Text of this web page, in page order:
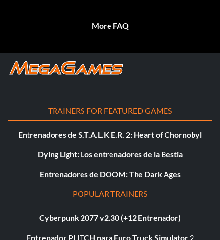
More FAQ
TRAINERS FOR FEATURED GAMES
Entrenadores de S.T.A.L.K.E.R. 2: Heart of Chornobyl
Dying Light: Los entrenadores de la Bestia
Entrenadores de DOOM: The Dark Ages
POPULAR TRAINERS
Cyberpunk 2077 v2.30 (+12 Entrenador)
Entrenador PLITCH para Euro Truck Simulator 2